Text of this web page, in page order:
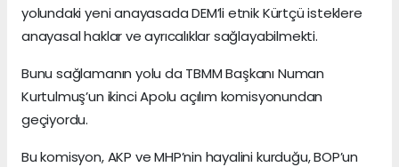
yolundaki yeni anayasada DEM’li etnik Kürtçü isteklere
anayasal haklar ve ayrıcalıklar sağlayabilmekti.
Bunu sağlamanın yolu da TBMM Başkanı Numan
Kurtulmuş’un ikinci Apolu açılım komisyonundan
geçiyordu.
Bu komisyon, AKP ve MHP’nin hayalini kurduğu, BOP’un